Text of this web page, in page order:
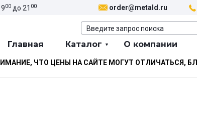
00 до 21 00 order@metald.ru
Главная Каталог О компании
ЧТО ЦЕНЫ НА САЙТЕ МОГУТ ОТЛИЧАТЬСЯ,